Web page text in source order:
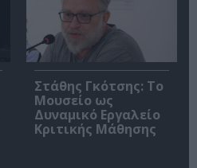
Στάθης Γκότσης: Το
Μουσείο ως
Δυναμικό Εργαλείο
Κριτικής Μάθησης